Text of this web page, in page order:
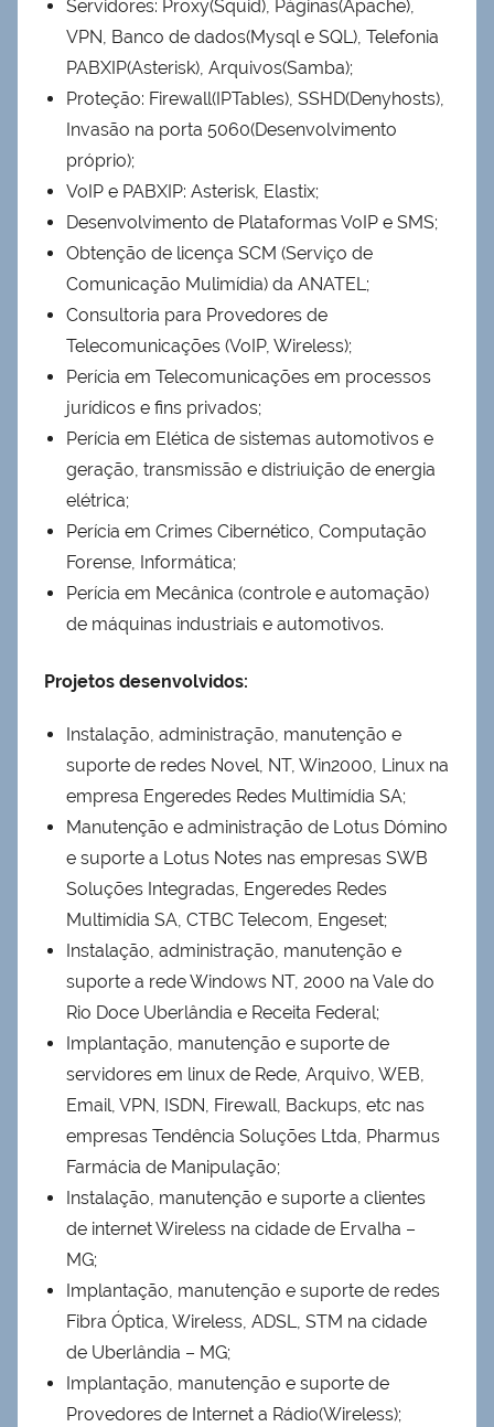
Servidores: Proxy(Squid), Páginas(Apache),
VPN, Banco de dados(Mysql e SQL), Telefonia
PABXIP(Asterisk), Arquivos(Samba);
Proteção: Firewall(IPTables), SSHD(Denyhosts),
Invasão na porta 5060(Desenvolvimento
próprio);
VoIP e PABXIP: Asterisk, Elastix;
Desenvolvimento de Plataformas VoIP e SMS;
Obtenção de licença SCM (Serviço de
Comunicação Mulimídia) da ANATEL;
Consultoria para Provedores de
Telecomunicações (VoIP, Wireless);
Perícia em Telecomunicações em processos
jurídicos e fins privados;
Perícia em Elética de sistemas automotivos e
geração, transmissão e distriuição de energia
elétrica;
Perícia em Crimes Cibernético, Computação
Forense, Informática;
Perícia em Mecânica (controle e automação)
de máquinas industriais e automotivos.
Projetos desenvolvidos:
Instalação, administração, manutenção e
suporte de redes Novel, NT, Win2000, Linux na
empresa Engeredes Redes Multimídia SA;
Manutenção e administração de Lotus Dómino
e suporte a Lotus Notes nas empresas SWB
Soluções Integradas, Engeredes Redes
Multimídia SA, CTBC Telecom, Engeset;
Instalação, administração, manutenção e
suporte a rede Windows NT, 2000 na Vale do
Rio Doce Uberlândia e Receita Federal;
Implantação, manutenção e suporte de
servidores em linux de Rede, Arquivo, WEB,
Email, VPN, ISDN, Firewall, Backups, etc nas
empresas Tendência Soluções Ltda, Pharmus
Farmácia de Manipulação;
Instalação, manutenção e suporte a clientes
de internet Wireless na cidade de Ervalha –
MG;
Implantação, manutenção e suporte de redes
Fibra Óptica, Wireless, ADSL, STM na cidade
de Uberlândia – MG;
Implantação, manutenção e suporte de
Provedores de Internet a Rádio(Wireless);